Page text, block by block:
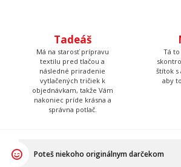
vytlačených tričiek k
objednávkam, takže Vám
nakoniec príde krásna a
správna potlač.
Poteš niekoho originálnym darčekom
Daruj niečo, čo v bežnom obchode nenájdeš